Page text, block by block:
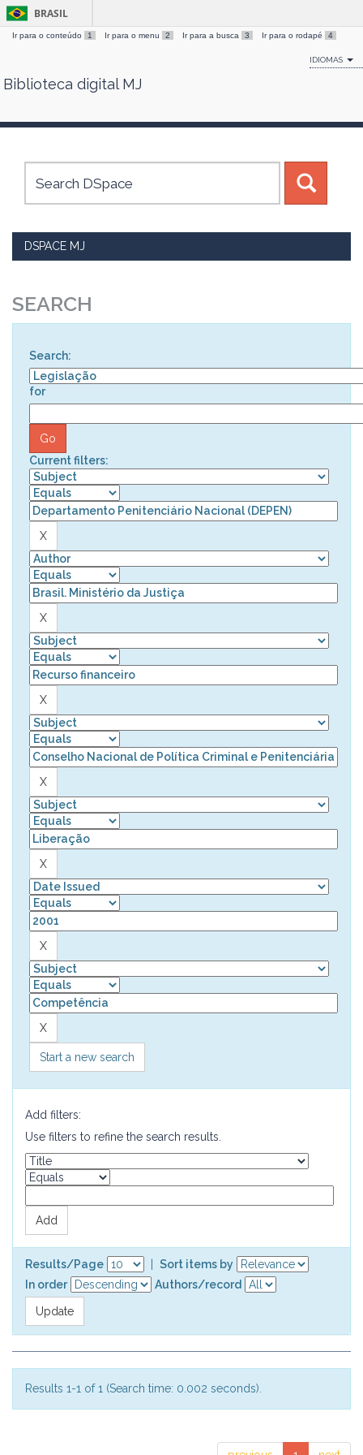
Skip
BRASIL
Ir para o conteúdo 1 Ir para o menu 2 Ir para a busca 3 Ir para o rodapé 4
IDIOMAS
Biblioteca digital MJ
DSPACE MJ
SEARCH
Search:
for
Current filters:
Start a new search
Add filters:
Use filters to refine the search results.
Results/Page
Sort items by
In order
Authors/record
Results 1-1 of 1 (Search time: 0.002 seconds).